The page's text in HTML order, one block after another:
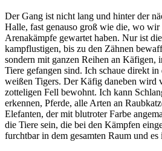
Der Gang ist nicht lang und hinter der
Halle, fast genauso groß wie die, wo
Arenakämpfe gewartet haben. Nur ist
kampflustigen, bis zu den Zähnen
sondern mit ganzen Reihen an Käfigen,
Tiere gefangen sind. Ich schaue direkt
weißen Tigers. Der Käfig daneben wird
zotteligen Fell bewohnt. Ich kann
erkennen, Pferde, alle Arten an
Elefanten, der mit blutroter Farbe
die Tiere sein, die bei den Kämpfen
furchtbar in dem gesamten Raum und